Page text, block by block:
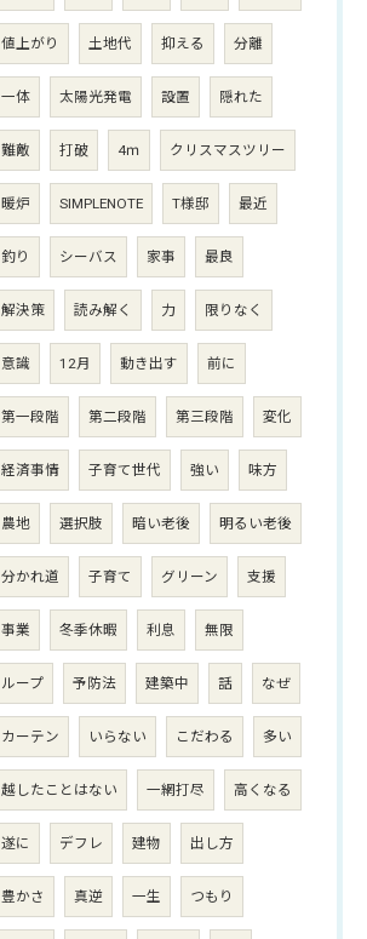
値上がり 土地代 抑える 分離
一体 太陽光発電 設置 隠れた
難敵 打破 4ｍ クリスマスツリー
暖炉 SIMPLENOTE T様邸 最近
釣り シーバス 家事 最良
解決策 読み解く 力 限りなく
意識 12月 動き出す 前に
第一段階 第二段階 第三段階 変化
経済事情 子育て世代 強い 味方
農地 選択肢 暗い老後 明るい老後
分かれ道 子育て グリーン 支援
事業 冬季休暇 利息 無限
ループ 予防法 建築中 話 なぜ
カーテン いらない こだわる 多い
越したことはない 一網打尽 高くなる
遂に デフレ 建物 出し方
豊かさ 真逆 一生 つもり